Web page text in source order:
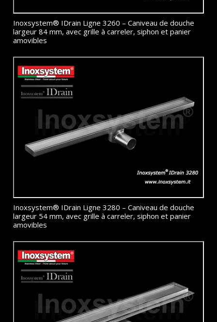
Inoxsystem® IDrain Ligne 3260 – Caniveau de douche
largeur 84 mm, avec grille à carreler, siphon et panier
amovibles
Inoxsystem® IDrain Ligne 3280 – Caniveau de douche
largeur 54 mm, avec grille à carreler, siphon et panier
amovibles